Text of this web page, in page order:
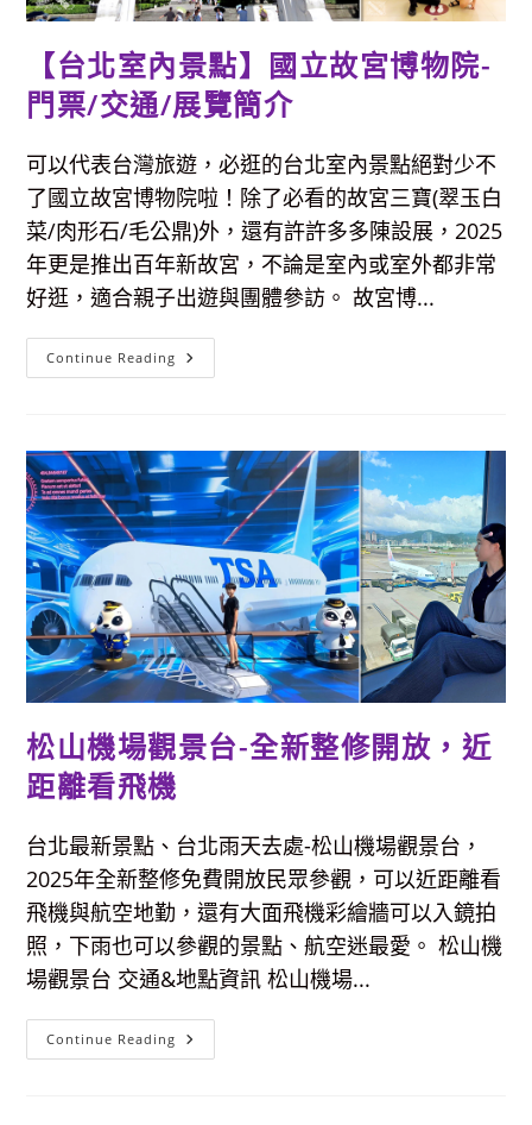
示
館)-
看
超
大
恐
龍
金
庫
體
驗
【台北室內景點】國立故宮博物院-
門票/交通/展覽簡介
可以代表台灣旅遊，必逛的台北室內景點絕對少不
了國立故宮博物院啦！除了必看的故宮三寶(翠玉白
菜/肉形石/毛公鼎)外，還有許許多多陳設展，2025
年更是推出百年新故宮，不論是室內或室外都非常
好逛，適合親子出遊與團體參訪。 故宮博...
Continue Reading 【台
北
國
立
故
宮
博
物
門
票/
交
通/
展
覽
簡
介
松山機場觀景台-全新整修開放，近
距離看飛機
台北最新景點、台北雨天去處-松山機場觀景台，
2025年全新整修免費開放民眾參觀，可以近距離看
飛機與航空地勤，還有大面飛機彩繪牆可以入鏡拍
照，下雨也可以參觀的景點、航空迷最愛。 松山機
場觀景台 交通&地點資訊 松山機場...
Continue Reading 松
山